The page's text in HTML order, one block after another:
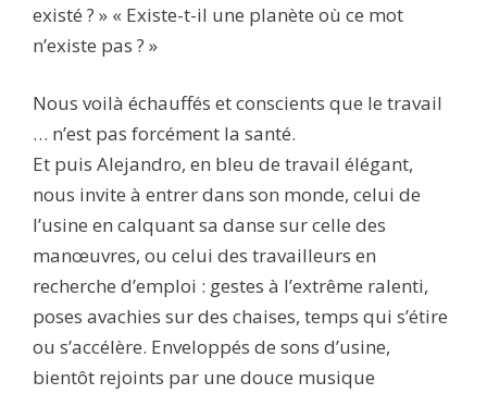
existé ? » « Existe-t-il une planète où ce mot
n’existe pas ? »
Nous voilà échauffés et conscients que le travail
… n’est pas forcément la santé.
Et puis Alejandro, en bleu de travail élégant,
nous invite à entrer dans son monde, celui de
l’usine en calquant sa danse sur celle des
manœuvres, ou celui des travailleurs en
recherche d’emploi : gestes à l’extrême ralenti,
poses avachies sur des chaises, temps qui s’étire
ou s’accélère. Enveloppés de sons d’usine,
bientôt rejoints par une douce musique